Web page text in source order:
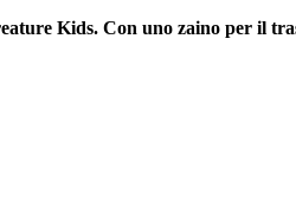
Kids. Con uno zaino per il